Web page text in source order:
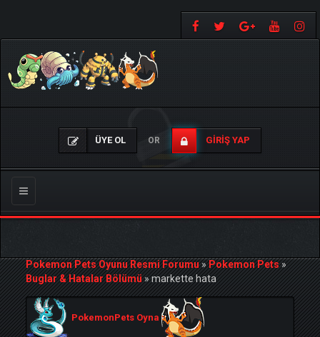
ÜYE OL OR GIRIŞ YAP
Gezinmeyi
Değiştir
Pokemon Pets Oyunu Resmi Forumu»Pokemon Pets»
Buglar & Hatalar Bölümü»markette hata
PokemonPets Oyna